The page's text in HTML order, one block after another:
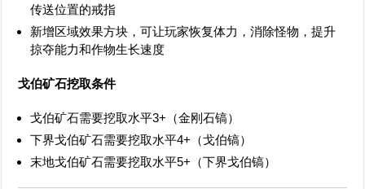
传送位置的戒指
新增区域效果方块，可让玩家恢复体力，消除怪物，提升
掠夺能力和作物生长速度
戈伯矿石挖取条件
戈伯矿石需要挖取水平3+（金刚石镐）
下界戈伯矿石需要挖取水平4+（戈伯镐）
末地戈伯矿石需要挖取水平5+（下界戈伯镐）